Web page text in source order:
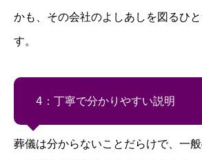
かも、その会社のよしあしを図るひ
す。
4：丁寧で分かりやすい説明
葬儀は分からないことだらけで、一